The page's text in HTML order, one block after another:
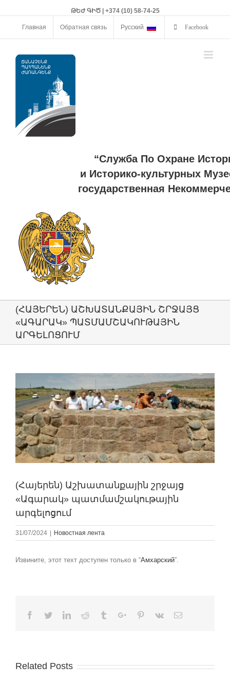
ԹԵԺ ԳԻԾ | +374 (10) 58-74-25
Главная Обратная связь Русский Facebook
“Служба По Охране
и Историко-культурных
государственная
(ՀԱՅԵՐԵՆ) ԱՇԽԱՏԱՆՔԱՅԻՆ ՇՐՋԱՅՑ
«ԱԳԱՐԱԿ» ՊԱՏՄԱՄՇԱԿՈՒԹԱՅԻՆ
ԱՐԳԵԼՈՑՈՒՄ
Larger
Image
(Հայերեն) Աշխատանքային շրջայց
«Ագարակ» պատմամշակութային
արգելոցում
31/07/2024 Новостная лента
Извините, этот техт доступен только в “Амхарский”.
Facebook
TwitterLinkedinReddit TumblrGoogle+Pinterest
Vk Email
Related Posts